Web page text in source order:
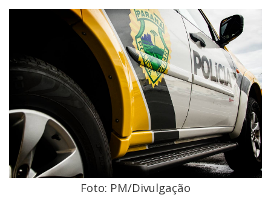
Foto: PM/Divulgação